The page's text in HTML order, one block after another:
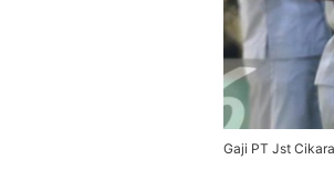
Gaji PT Jst